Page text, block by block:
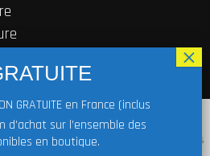
art. 293 B
|CDG|Cookie|
acceptez de stocker des cookies sur votre
sur le site, d'analyser l'utilisation du
de marketing. Merci de nous aider à nous
GRATUITE en France (inclus
d’achat sur l’ensemble des
en boutique.